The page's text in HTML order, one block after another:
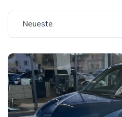
Neueste